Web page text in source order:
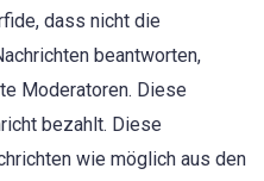
dass nicht die
beantworten,
Moderatoren. Diese
bezahlt. Diese
wie möglich aus den